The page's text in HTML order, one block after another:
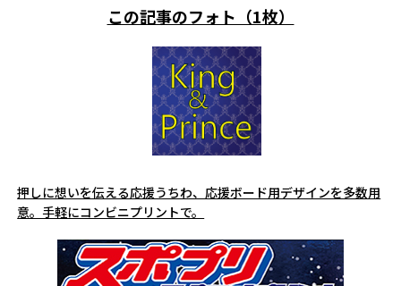
この記事のフォト（1枚）
押しに想いを伝える応援うちわ、応援ボード用デザインを多数用
意。手軽にコンビニプリントで。